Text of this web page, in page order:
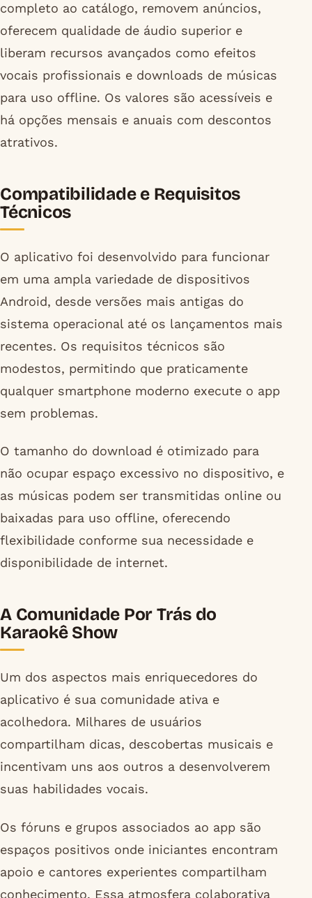
completo ao catálogo, removem anúncios,
oferecem qualidade de áudio superior e
liberam recursos avançados como efeitos
vocais profissionais e downloads de músicas
para uso offline. Os valores são acessíveis e
há opções mensais e anuais com descontos
atrativos.
Compatibilidade e Requisitos
Técnicos
O aplicativo foi desenvolvido para funcionar
em uma ampla variedade de dispositivos
Android, desde versões mais antigas do
sistema operacional até os lançamentos mais
recentes. Os requisitos técnicos são
modestos, permitindo que praticamente
qualquer smartphone moderno execute o app
sem problemas.
O tamanho do download é otimizado para
não ocupar espaço excessivo no dispositivo, e
as músicas podem ser transmitidas online ou
baixadas para uso offline, oferecendo
flexibilidade conforme sua necessidade e
disponibilidade de internet.
A Comunidade Por Trás do
Karaokê Show
Um dos aspectos mais enriquecedores do
aplicativo é sua comunidade ativa e
acolhedora. Milhares de usuários
compartilham dicas, descobertas musicais e
incentivam uns aos outros a desenvolverem
suas habilidades vocais.
Os fóruns e grupos associados ao app são
espaços positivos onde iniciantes encontram
apoio e cantores experientes compartilham
conhecimento. Essa atmosfera colaborativa